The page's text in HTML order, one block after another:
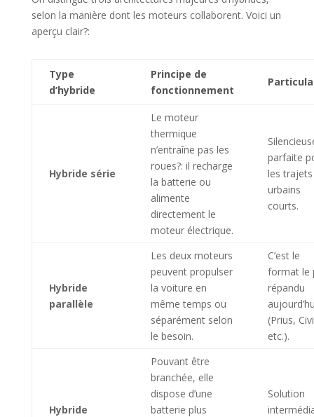
selon la manière dont les moteurs collaborent. Voici un
aperçu clair?:
Type
d’hybride
Principe de
fonctionnement
Hybride série
Le moteur
thermique
n’entraîne pas les
roues?: il recharge
la batterie ou
alimente
directement le
moteur électrique.
parfaite
les trajets
urbains
courts.
Hybride
parallèle
Les deux moteurs
peuvent propulser
la voiture en
même temps ou
séparément selon
le besoin.
C’est le
format le
répandu
(Prius,
etc.).
Hybride
Pouvant être
branchée, elle
dispose d’une
batterie plus
Solution